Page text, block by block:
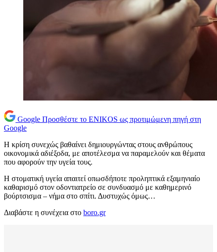
Google Προσθέστε το ENIKOS ως προτιμώμενη πηγή στη
Google
Η κρίση συνεχώς βαθαίνει δημιουργώντας στους ανθρώπους
οικονομικά αδιέξοδα, με αποτέλεσμα να παραμελούν και θέματα
που αφορούν την υγεία τους.
Η στοματική υγεία απαιτεί οπωσδήποτε προληπτικά εξαμηνιαίο
καθαρισμό στον οδοντιατρείο σε συνδυασμό με καθημερινό
βούρτσισμα – νήμα στο σπίτι. Δυστυχώς όμως…
Διαβάστε η συνέχεια στο boro.gr